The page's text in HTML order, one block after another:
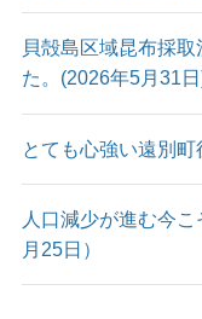
貝殻島区域昆布採
た。(2026年5月31
とても心強い遠別
人口減少が進む今
月25日）